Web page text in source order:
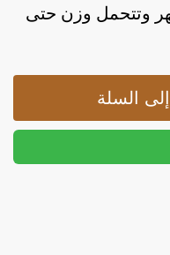
للأطفال من 6 لـ 36 شهر وتتحمل وزن حتى
السلة